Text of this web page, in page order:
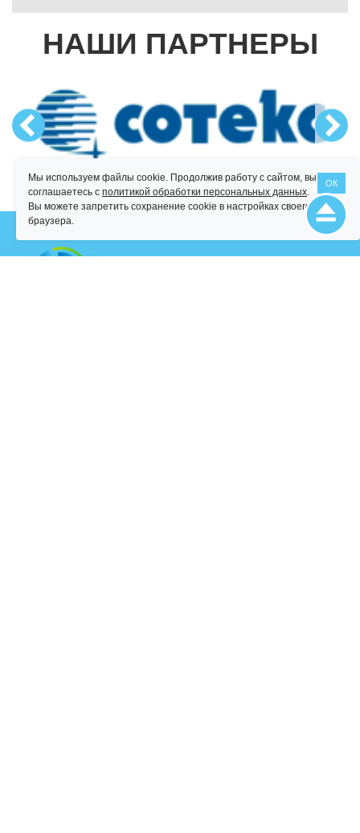
НАШИ ПАРТНЕРЫ
Мы используем файлы cookie. Продолжив работу с сайтом, вы
соглашаетесь с политикой обработки персональных данных.
Вы можете запретить сохранение cookie в настройках своего
браузера.
ОК